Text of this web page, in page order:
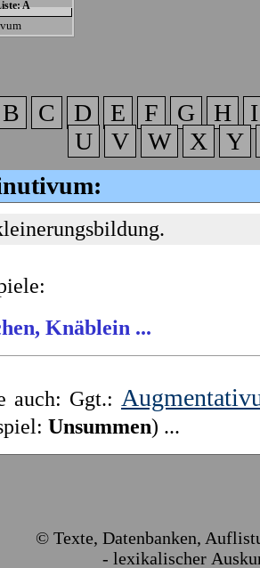
A
B C D E F G H
U
V W X Y
, Knäblein ...
auch: Ggt.:
Unsummen) ...
© Texte, Datenbanken,
- lexikalischer